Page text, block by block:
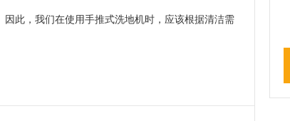
此，我们在使用手推式洗地机时，应该根据清洁需